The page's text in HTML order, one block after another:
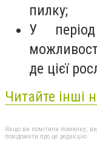
пилку;
У
де цієї
Читайте інші
Якщо ви помітили помилку,
повідомити про це редакцію